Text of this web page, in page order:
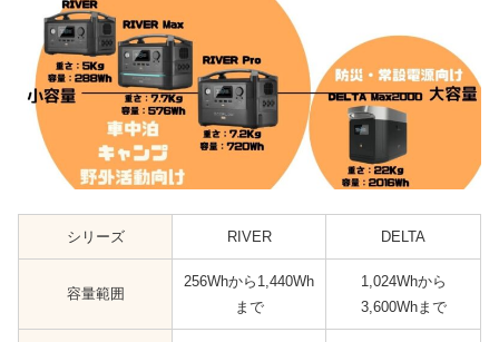
シリーズ RIVER DELTA
容量範囲
256Whから1,440Wh
まで
1,024Whから
3,600Whまで